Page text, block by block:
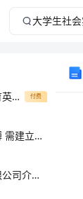
考点解析山西太原市育英中学数学七年级上册期中综合测评专项训练A卷（附答案详解） 付费
卫浴企业把握市场脉搏 需建立营销网络
南京石佑电子科技有限公司介绍企业发展分析报告